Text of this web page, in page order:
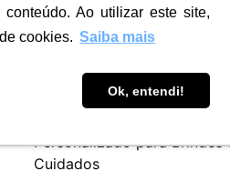
Ao utilizar este site,
cookies. Saiba mais
Ok, entendi!
Personalizado para Brindes
Cuidados